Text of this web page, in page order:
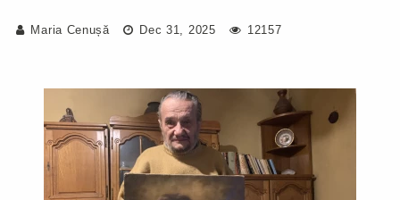
Maria Cenușă Dec 31, 2025 12157